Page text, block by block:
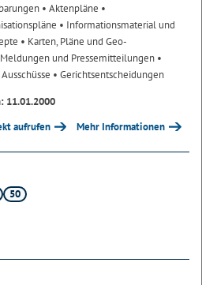
• Aktenpläne •
• Informationsmaterial und
• Karten, Pläne und Geo-
und Pressemitteilungen •
• Gerichtsentscheidungen
11.01.2000
aufrufen Mehr Informationen
50